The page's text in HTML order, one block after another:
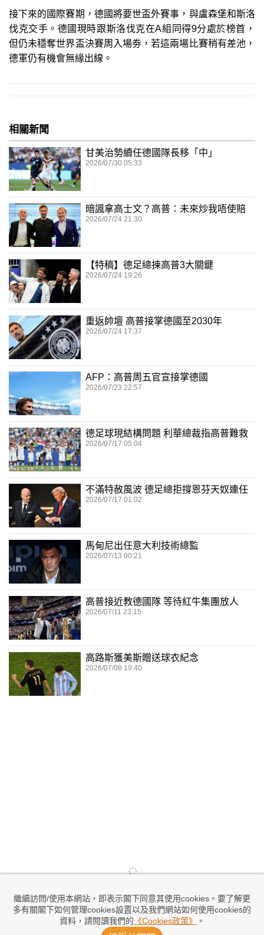
繼續訪問/使用本網站，即表示閣下同意其使用cookies。要了解更
多有關閣下如何管理cookies設置以及我們網站如何使用cookies的
資料，請閱讀我們的 《Cookies政策》 。
接下來的國際賽期，德國將要世盃外賽事，與盧森堡和斯洛
伐克交手。德國現時跟斯洛伐克在A組同得9分處於榜首，
但仍未穩奪世界盃決賽周入場劵，若這兩場比賽稍有差池，
德軍仍有機會無緣出線。
相關新聞
甘美治勢續任德國隊長移「中」
2026/07/30 05:33
暗諷拿高士文？高普：未來炒我唔使賠
2026/07/24 21:30
【特稿】德足總揀高普3大關鍵
2026/07/24 19:26
重返帥壇 高普接掌德國至2030年
2026/07/24 17:37
AFP：高普周五官宣接掌德國
2026/07/23 22:57
德足球現結構問題 利華總裁指高普難救
2026/07/17 05:04
不滿特赦風波 德足總拒撐恩芬天奴連任
2026/07/17 01:02
馬甸尼出任意大利技術總監
2026/07/13 00:21
高普接近教德國隊 等待紅牛集團放人
2026/07/11 23:15
高路斯獲美斯贈送球衣紀念
2026/07/08 19:40